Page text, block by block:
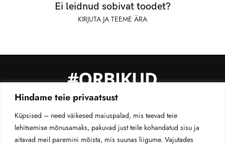
Hindame teie privaatsust
Küpsised – need väikesed maiuspalad, mis teevad teie
lehitsemise mõnusamaks, pakuvad just teile kohandatud sisu ja
aitavad meil paremini mõista, mis suunas liigume. Vajutades
Ei leidnud sobivat toodet?
KIRJUTA JA TEEME ÄRA
MÜÜGITINGIMUSEDPRIVAATSUS­POLIITIKA
TELLIMUSE JÄLGIMINE
©2026 #orbikud. Kõik õigused kaitsen ära